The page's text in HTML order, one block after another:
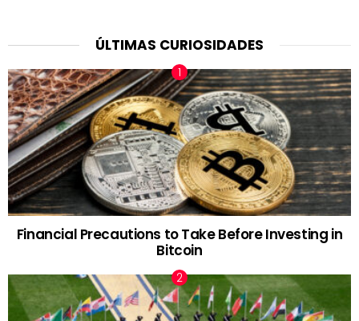
ÚLTIMAS CURIOSIDADES
Financial Precautions to Take Before Investing in
Bitcoin